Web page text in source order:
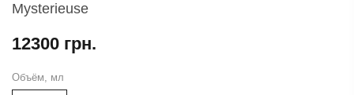
Mysterieuse
12300 грн.
Объём, мл